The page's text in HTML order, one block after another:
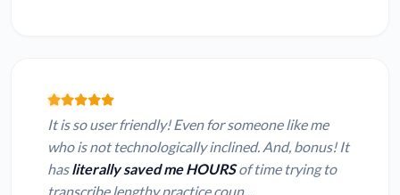
It is so user friendly! Even for someone like me
who is not technologically inclined. And, bonus! It
hasliterally saved me HOURSof time trying to
transcribe lengthy practice coun...